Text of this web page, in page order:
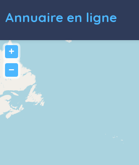
Annuaire en ligne
+
−